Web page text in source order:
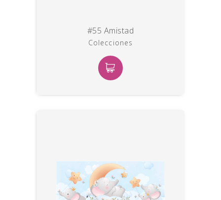
#55 Amistad
Colecciones